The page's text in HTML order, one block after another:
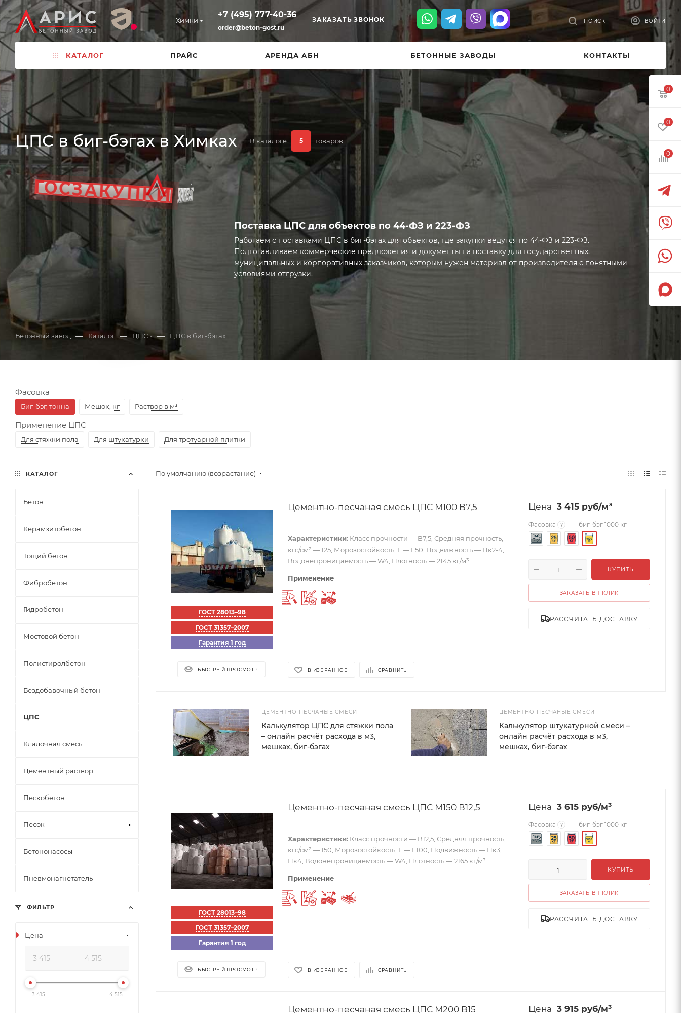
Химки
+7 (495) 777-40-36
order@beton-gost.ru
ЗАКАЗАТЬ ЗВОНОК ВОЙТИ
ПОИСК
КАТАЛОГ ПРАЙС АРЕНДА АБН БЕТОННЫЕ ЗАВОДЫ КОНТАКТЫ
ЦПС в биг-бэгах в Химках В каталоге 5 товаров
БИГ-БЭГ
ДОСТАВКА
ГОСТ
ГОСЗАКУПКИ
ЗАВОД
ЦЕНА
Поставка ЦПС для объектов по 44-ФЗ и 223-ФЗ
Работаем с поставками ЦПС в биг-бэгах для объектов, где закупки ведутся по 44-ФЗ и 223-ФЗ.
Подготавливаем коммерческие предложения и документы на поставку для государственных,
муниципальных и корпоративных заказчиков, которым нужен материал от производителя с понятными
условиями отгрузки.
Открыта грань: Поставка ЦПС для объектов по 44-ФЗ и 223-ФЗ
Бетонный завод — Каталог — ЦПС — ЦПС в биг-бэгах
Фасовка
Биг-бэг, тонна Мешок, кг Раствор в м³
Применение ЦПС
Для стяжки пола Для штукатурки Для тротуарной плитки
По умолчанию (возрастание)
БЫСТРЫЙ ПРОСМОТР
ГОСТ 28013–98
ГОСТ 31357–2007
Гарантия 1 год
Цементно-песчаная смесь ЦПС М100 В7,5
Характеристики: Класс прочности — B7,5, Средняя прочность,
кгс/см² — 125, Морозостойкость, F — F50, Подвижность — Пк2-4,
Водонепроницаемость — W4, Плотность — 2145 кг/м³.
Применение
ШтукатуркаРемонтный раствор
В ИЗБРАННОЕ СРАВНИТЬ
3 415 руб/м³
Фасовка ? – биг-бэг 1000 кг
КУПИТЬ
ЗАКАЗАТЬ В 1 КЛИК
РАССЧИТАТЬ ДОСТАВКУ
ЦЕМЕНТНО-ПЕСЧАНЫЕ СМЕСИ
Калькулятор ЦПС для стяжки пола
– онлайн расчёт расхода в м3,
мешках, биг-бэгах
ЦЕМЕНТНО-ПЕСЧАНЫЕ СМЕСИ
Калькулятор штукатурной смеси –
онлайн расчёт расхода в м3,
мешках, биг-бэгах
БЫСТРЫЙ ПРОСМОТР
ГОСТ 28013–98
ГОСТ 31357–2007
Гарантия 1 год
Цементно-песчаная смесь ЦПС М150 В12,5
Характеристики: Класс прочности — B12,5, Средняя прочность,
кгс/см² — 150, Морозостойкость, F — F100, Подвижность — Пк3,
Пк4, Водонепроницаемость — W4, Плотность — 2165 кг/м³.
Применение
Штукатурка
Ремонтный раствор
Укладка тротуарной плитки
В ИЗБРАННОЕ СРАВНИТЬ
3 615 руб/м³
Фасовка ? – биг-бэг 1000 кг
КУПИТЬ
ЗАКАЗАТЬ В 1 КЛИК
РАССЧИТАТЬ ДОСТАВКУ
Цементно-песчаная смесь ЦПС М200 В15 3 915 руб/м³
КАТАЛОГ
Бетон
Керамзитобетон
Тощий бетон
Фибробетон
Гидробетон
Мостовой бетон
Полистиролбетон
Бездобавочный бетон
ЦПС
Кладочная смесь
Цементный раствор
Пескобетон
Песок
Бетононасосы
Пневмонагнетатель
ФИЛЬТР
Цена
3 415 4 515
0
0
0